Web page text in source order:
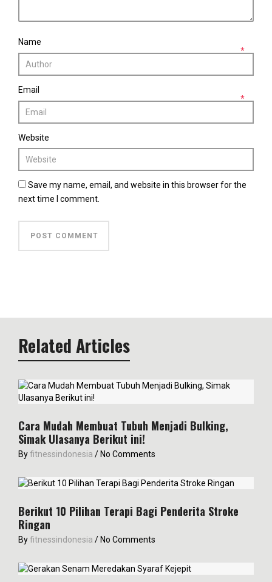
Name
*
Email
*
Website
Save my name, email, and website in this browser for the
next time I comment.
Related Articles
Cara Mudah Membuat Tubuh Menjadi Bulking,
Simak Ulasanya Berikut ini!
Byfitnessindonesia / No Comments
Berikut 10 Pilihan Terapi Bagi Penderita Stroke
Ringan
Byfitnessindonesia / No Comments